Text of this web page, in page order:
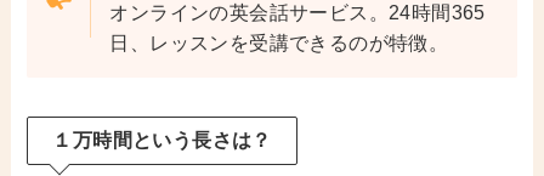
オンラインの英会話サービス。24時間365
日、レッスンを受講できるのが特徴。
１万時間という長さは？